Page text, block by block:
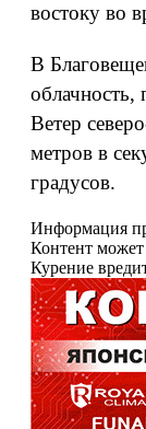
востоку во
В
облачность,
Ветер
метров в
градусов.
Информация
Контент может
Курение